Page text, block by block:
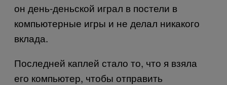
он день-деньской играл в постели в
компьютерные игры и не делал никакого
вклада.
Последней каплей стало то, что я взяла
его компьютер, чтобы отправить